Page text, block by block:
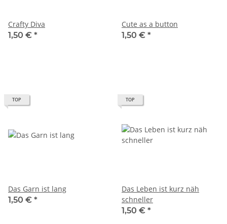
Crafty Diva
1,50 € *
Cute as a button
1,50 € *
TOP
Das Garn ist lang
1,50 € *
TOP
Das Leben ist kurz näh
schneller
1,50 € *